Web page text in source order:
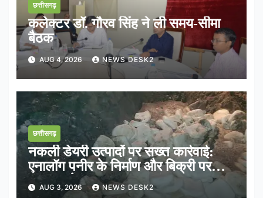
छत्तीसगढ़
कलेक्टर डॉ. गौरव सिंह ने ली समय-सीमा
बैठक
AUG 4, 2026 NEWS DESK2
छत्तीसगढ़
नकली डेयरी उत्पादों पर सख्त कार्रवाई:
एनालॉग पनीर के निर्माण और बिक्री पर
तत्काल रोक
AUG 3, 2026 NEWS DESK2